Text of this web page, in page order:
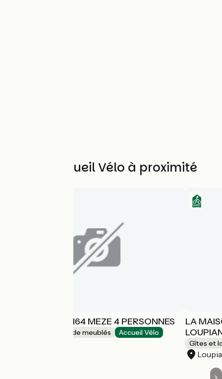
Autres Accueil Vélo à proximité
LE GAVINA ME 164 MEZE 4 PERSONNES
Gîtes et locations de meublés Accueil Vélo
LA
Gîtes et